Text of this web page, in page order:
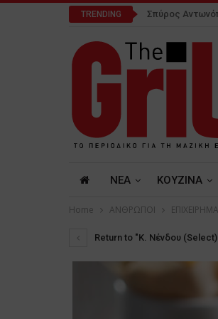
TRENDING Σπύρος
NEA ΚΟΥΖΙΝΑ
Home ΑΝΘΡΩΠΟΙ
Return to "Κ. Νένδου